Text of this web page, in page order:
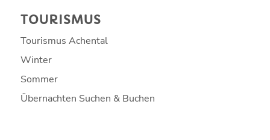
TOURISMUS
Tourismus Achental
Winter
Sommer
Übernachten Suchen & Buchen